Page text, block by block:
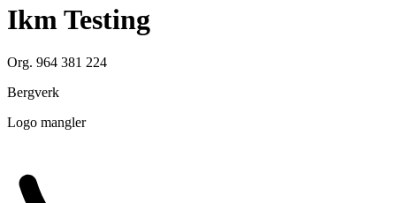
Ikm Testing
Org. 964 381 224
Bergverk
Logo mangler